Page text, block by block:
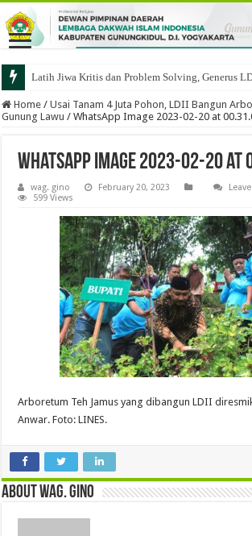
Latih Jiwa Kritis dan Problem Solving, Generus
Home / Usai Tanam 4 Juta Pohon, LDII Bangun
Gunung Lawu / WhatsApp Image 2023-02-20 at
WhatsApp Image 2023-02-20 at
wag. gino February 20, 2023
599 Views
Arboretum Teh Jamus yang dibangun LDII
Anwar. Foto: LINES.
About wag. gino